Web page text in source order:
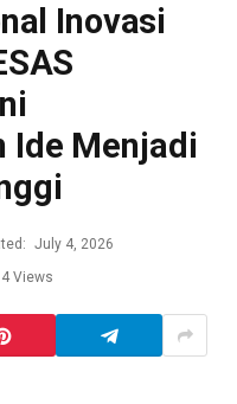
Inovasi
Ide Menjadi
July 4, 2026
4 Views